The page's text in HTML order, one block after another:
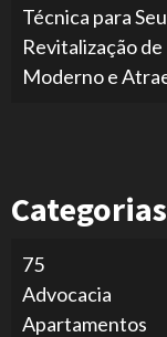
Técnica para
Revitalização
Moderno e
Categorias
75
Advocacia
Apartamentos